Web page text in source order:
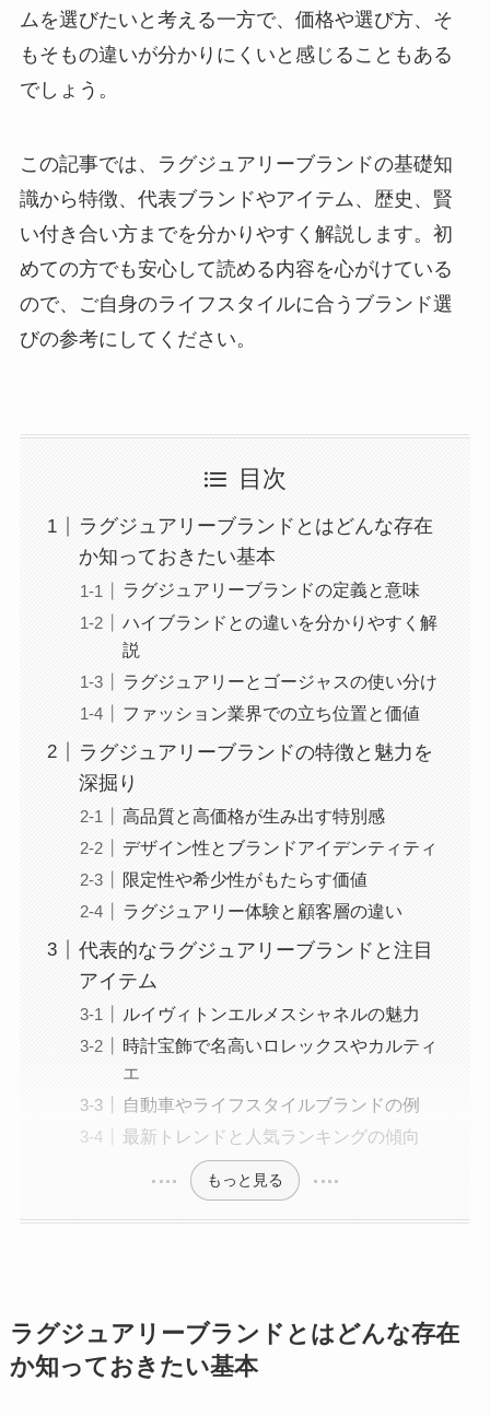
ムを選びたいと考える一方で、価格や選び方、そ
もそもの違いが分かりにくいと感じることもある
でしょう。
この記事では、ラグジュアリーブランドの基礎知
識から特徴、代表ブランドやアイテム、歴史、賢
い付き合い方までを分かりやすく解説します。初
めての方でも安心して読める内容を心がけている
ので、ご自身のライフスタイルに合うブランド選
びの参考にしてください。
目次
ラグジュアリーブランドとはどんな存在
か知っておきたい基本
ラグジュアリーブランドの定義と意味
ハイブランドとの違いを分かりやすく解
説
ラグジュアリーとゴージャスの使い分け
ファッション業界での立ち位置と価値
ラグジュアリーブランドの特徴と魅力を
深掘り
高品質と高価格が生み出す特別感
デザイン性とブランドアイデンティティ
限定性や希少性がもたらす価値
ラグジュアリー体験と顧客層の違い
代表的なラグジュアリーブランドと注目
アイテム
ルイヴィトンエルメスシャネルの魅力
時計宝飾で名高いロレックスやカルティ
エ
自動車やライフスタイルブランドの例
最新トレンドと人気ランキングの傾向
もっと見る
ラグジュアリーブランドとはどんな存在
か知っておきたい基本